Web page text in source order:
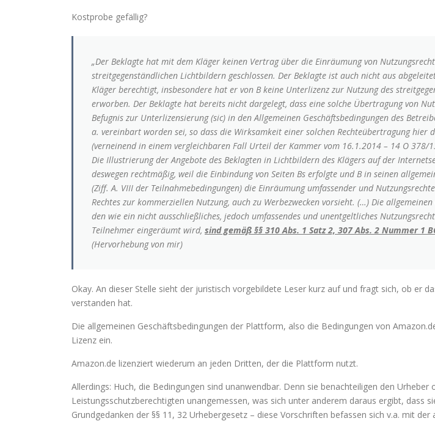
Kostprobe gefällig?
„Der Beklagte hat mit dem Kläger keinen Vertrag über die Einräumung von
streitgegenständlichen Lichtbildern geschlossen. Der Beklagte ist auch nicht aus
Kläger berechtigt, insbesondere hat er von B keine Unterlizenz zur Nutzung des
erworben. Der Beklagte hat bereits nicht dargelegt, dass eine solche Übertragung von
Befugnis zur Unterlizensierung (sic) in den Allgemeinen Geschäftsbedingungen des
a. vereinbart worden sei, so dass die Wirksamkeit einer solchen Rechteübertragung hier
(verneinend in einem vergleichbaren Fall Urteil der Kammer vom 16.1.2014 – 14 O 378/
Die Illustrierung der Angebote des Beklagten in Lichtbildern des Klägers auf der
deswegen rechtmäßig, weil die Einbindung von Seiten Bs erfolgte und B in seinen
(Ziff. A. VIII der Teilnahmebedingungen) die Einräumung umfassender und
Rechtes zur kommerziellen Nutzung, auch zu Werbezwecken vorsieht. (…) Die
den wie ein nicht ausschließliches, jedoch umfassendes und unentgeltliches
Teilnehmer eingeräumt wird, sind gemäß §§ 310 Abs. 1 Satz 2, 307 Abs. 2 Nummer 1
(Hervorhebung von mir)
Okay. An dieser Stelle sieht der juristisch vorgebildete Leser kurz auf und fragt sich, ob er
verstanden hat.
Die allgemeinen Geschäftsbedingungen der Plattform, also die Bedingungen von
Lizenz ein.
Amazon.de lizenziert wiederum an jeden Dritten, der die Plattform nutzt.
Allerdings: Huch, die Bedingungen sind unanwendbar. Denn sie benachteiligen den Urheber
Leistungsschutzberechtigten unangemessen, was sich unter anderem daraus ergibt, dass
Grundgedanken der §§ 11, 32 Urhebergesetz – diese Vorschriften befassen sich v.a. mit der